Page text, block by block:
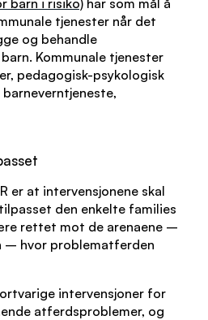
barn i risiko) har som mål å
tjenester når det
og behandle
Kommunale tjenester
pedagogisk-psykologisk
er at intervensjonene skal
den enkelte families
rettet mot de arenaene –
– hvor problematferden
intervensjoner for
atferdsproblemer, og